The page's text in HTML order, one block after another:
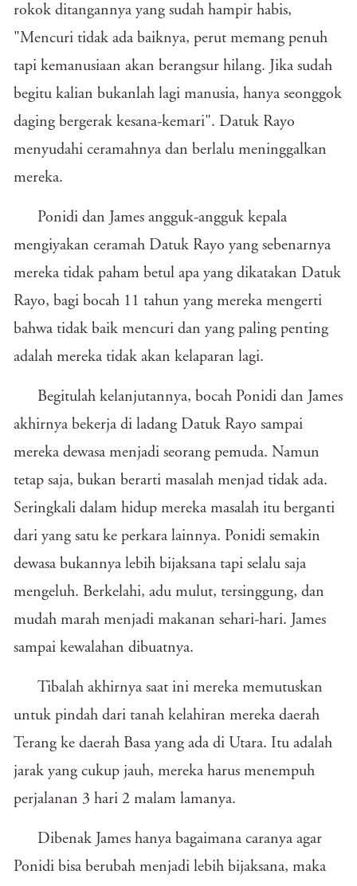
rokok ditangannya yang sudah hampir habis,
"Mencuri tidak ada baiknya, perut memang penuh
tapi kemanusiaan akan berangsur hilang. Jika sudah
begitu kalian bukanlah lagi manusia, hanya seonggok
daging bergerak kesana-kemari". Datuk Rayo
menyudahi ceramahnya dan berlalu meninggalkan
mereka.
Ponidi dan James angguk-angguk kepala
mengiyakan ceramah Datuk Rayo yang sebenarnya
mereka tidak paham betul apa yang dikatakan Datuk
Rayo, bagi bocah 11 tahun yang mereka mengerti
bahwa tidak baik mencuri dan yang paling penting
adalah mereka tidak akan kelaparan lagi.
Begitulah kelanjutannya, bocah Ponidi dan James
akhirnya bekerja di ladang Datuk Rayo sampai
mereka dewasa menjadi seorang pemuda. Namun
tetap saja, bukan berarti masalah menjad tidak ada.
Seringkali dalam hidup mereka masalah itu berganti
dari yang satu ke perkara lainnya. Ponidi semakin
dewasa bukannya lebih bijaksana tapi selalu saja
mengeluh. Berkelahi, adu mulut, tersinggung, dan
mudah marah menjadi makanan sehari-hari. James
sampai kewalahan dibuatnya.
Tibalah akhirnya saat ini mereka memutuskan
untuk pindah dari tanah kelahiran mereka daerah
Terang ke daerah Basa yang ada di Utara. Itu adalah
jarak yang cukup jauh, mereka harus menempuh
perjalanan 3 hari 2 malam lamanya.
Dibenak James hanya bagaimana caranya agar
Ponidi bisa berubah menjadi lebih bijaksana, maka